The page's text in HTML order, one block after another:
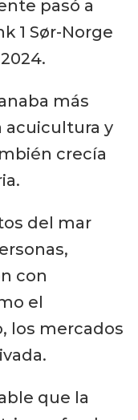
pasó a
1 Sør-Norge
más
acuicultura y
crecía
del mar
con
el
los mercados
que la